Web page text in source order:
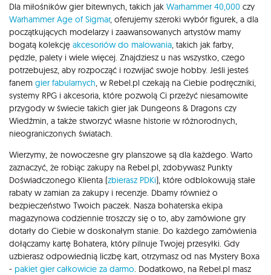
Dla miłośników gier bitewnych, takich jak Warhammer 40,000 czy
Warhammer Age of Sigmar, oferujemy szeroki wybór figurek, a dla
początkujących modelarzy i zaawansowanych artystów mamy
bogatą kolekcję akcesoriów do malowania , takich jak farby,
pędzle, palety i wiele więcej. Znajdziesz u nas wszystko, czego
potrzebujesz, aby rozpocząć i rozwijać swoje hobby. Jeśli jesteś
fanem gier fabularnych , w Rebel.pl czekają na Ciebie podręczniki,
systemy RPG i akcesoria, które pozwolą Ci przeżyć niesamowite
przygody w świecie takich gier jak Dungeons & Dragons czy
Wiedźmin, a także stworzyć własne historie w różnorodnych,
nieograniczonych światach.
Wierzymy, że nowoczesne gry planszowe są dla każdego. Warto
zaznaczyć, że robiąc zakupy na Rebel.pl, zdobywasz Punkty
Doświadczonego Klienta (zbierasz PDKi), które odblokowują stałe
rabaty w zamian za zakupy i recenzje. Dbamy również o
bezpieczeństwo Twoich paczek. Nasza bohaterska ekipa
magazynowa codziennie troszczy się o to, aby zamówione gry
dotarły do Ciebie w doskonałym stanie. Do każdego zamówienia
dołączamy kartę Bohatera, który pilnuje Twojej przesyłki. Gdy
uzbierasz odpowiednią liczbę kart, otrzymasz od nas Mystery Boxa
- pakiet gier całkowicie za darmo . Dodatkowo, na Rebel.pl masz